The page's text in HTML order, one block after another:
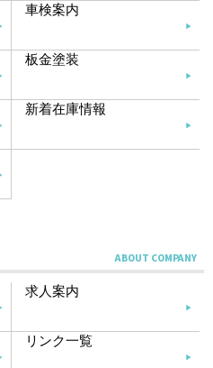
車検案内
板金塗装
新着在庫情報
求人案内
リンク一覧